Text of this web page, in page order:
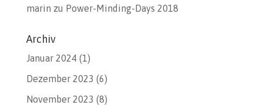
marin zu Power-Minding-Days 2018
Archiv
Januar 2024(1)
Dezember 2023 (6)
November 2023 (8)